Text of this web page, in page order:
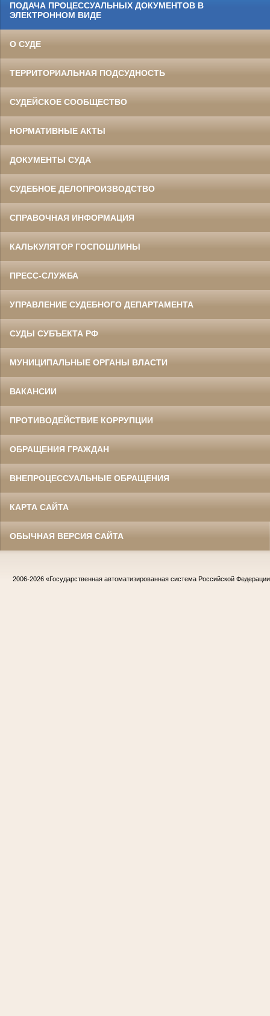
ПОДАЧА ПРОЦЕССУАЛЬНЫХ ДОКУМЕНТОВ В
ЭЛЕКТРОННОМ ВИДЕ
О СУДЕ
ТЕРРИТОРИАЛЬНАЯ ПОДСУДНОСТЬ
СУДЕЙСКОЕ СООБЩЕСТВО
НОРМАТИВНЫЕ АКТЫ
ДОКУМЕНТЫ СУДА
СУДЕБНОЕ ДЕЛОПРОИЗВОДСТВО
СПРАВОЧНАЯ ИНФОРМАЦИЯ
КАЛЬКУЛЯТОР ГОСПОШЛИНЫ
ПРЕСС-СЛУЖБА
УПРАВЛЕНИЕ СУДЕБНОГО ДЕПАРТАМЕНТА
СУДЫ СУБЪЕКТА РФ
МУНИЦИПАЛЬНЫЕ ОРГАНЫ ВЛАСТИ
ВАКАНСИИ
ПРОТИВОДЕЙСТВИЕ КОРРУПЦИИ
ОБРАЩЕНИЯ ГРАЖДАН
ВНЕПРОЦЕССУАЛЬНЫЕ ОБРАЩЕНИЯ
КАРТА САЙТА
ОБЫЧНАЯ ВЕРСИЯ САЙТА
2006-2026 «Государственная автоматизированная система Российской